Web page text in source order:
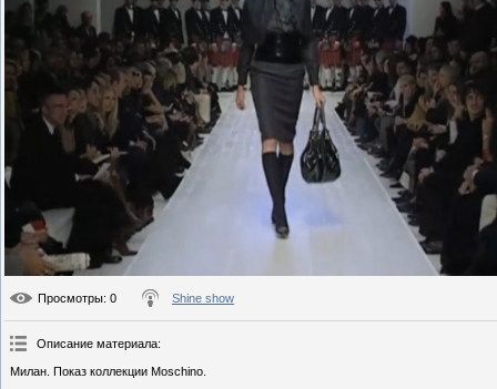
Просмотры: 0 Shine show
Описание материала:
Милан. Показ коллекции Moschino.